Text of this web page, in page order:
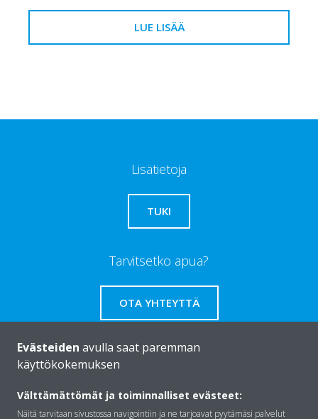
LUE LISÄÄ
Lisätietoja
TUKI
Tarvitsetko apua?
OTA YHTEYTTÄ
Daikinista
Evästeiden avulla saat paremman
käyttökokemuksen
Välttämättömät ja toiminnalliset evästeet:
Näitä tarvitaan sivustossa navigointiin ja ne tarjoavat pyytämäsi palvelut